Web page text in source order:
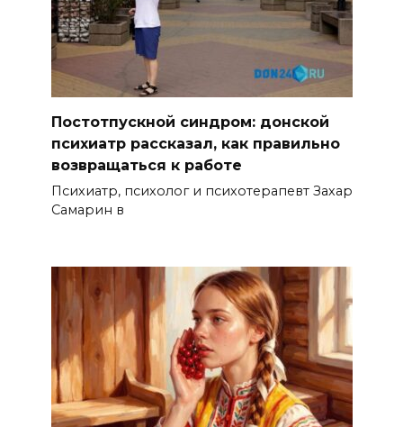
Постотпускной синдром: донской
психиатр рассказал, как правильно
возвращаться к работе
Психиатр, психолог и психотерапевт Захар
Самарин в